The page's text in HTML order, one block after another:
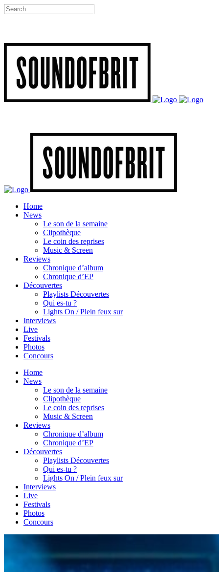
Home
News
Le son de la semaine
Clipothèque
Le coin des reprises
Music & Screen
Reviews
Chronique d’album
Chronique d’EP
Découvertes
Playlists Découvertes
Qui es-tu ?
Lights On / Plein feux sur
Interviews
Live
Festivals
Photos
Concours
Home
News
Le son de la semaine
Clipothèque
Le coin des reprises
Music & Screen
Reviews
Chronique d’album
Chronique d’EP
Découvertes
Playlists Découvertes
Qui es-tu ?
Lights On / Plein feux sur
Interviews
Live
Festivals
Photos
Concours